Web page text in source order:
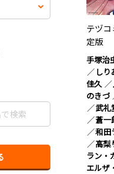
テヅ
定版
手塚治
し
佳久
のきづ
武礼
蒼一
和田
高梨
ラン・
エルザ